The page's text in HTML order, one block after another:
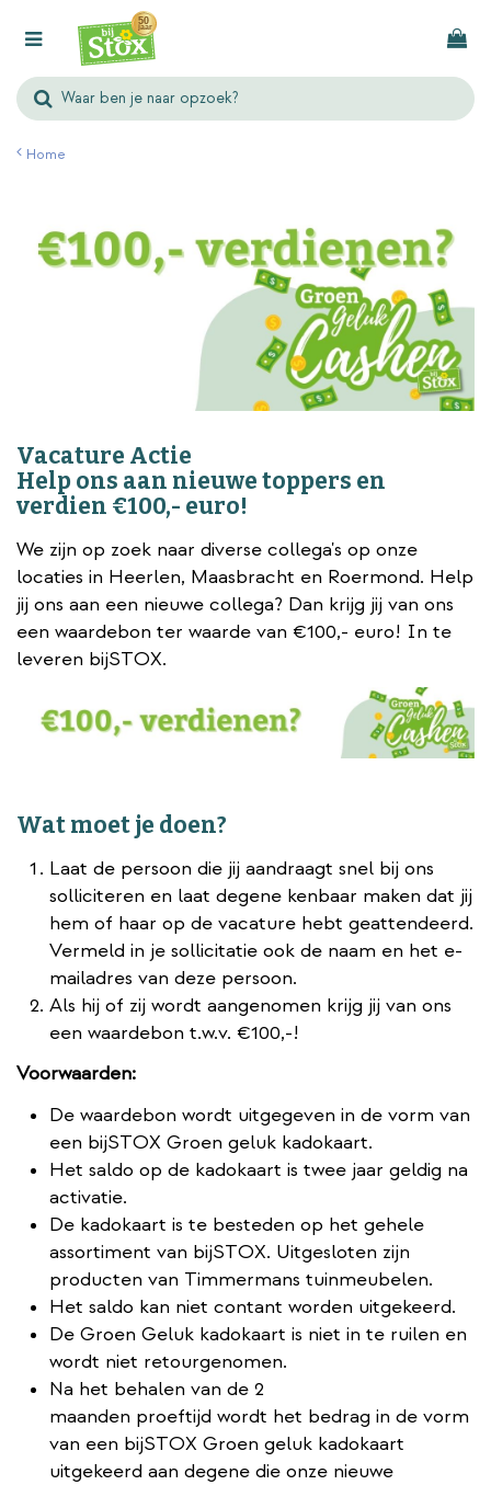
Home
Vacature Actie
Help ons aan nieuwe toppers en
verdien €100,- euro!
We zijn op zoek naar diverse collega's op onze
locaties in Heerlen, Maasbracht en Roermond. Help
jij ons aan een nieuwe collega? Dan krijg jij van ons
een waardebon ter waarde van €100,- euro! In te
leveren bijSTOX.
Wat moet je doen?
Laat de persoon die jij aandraagt snel bij ons
solliciteren en laat degene kenbaar maken dat jij
hem of haar op de vacature hebt geattendeerd.
Vermeld in je sollicitatie ook de naam en het e-
mailadres van deze persoon.
Als hij of zij wordt aangenomen krijg jij van ons
een waardebon t.w.v. €100,-!
Voorwaarden:
De waardebon wordt uitgegeven in de vorm van
een bijSTOX Groen geluk kadokaart.
Het saldo op de kadokaart is twee jaar geldig na
activatie.
De kadokaart is te besteden op het gehele
assortiment van bijSTOX. Uitgesloten zijn
producten van Timmermans tuinmeubelen.
Het saldo kan niet contant worden uitgekeerd.
De Groen Geluk kadokaart is niet in te ruilen en
wordt niet retourgenomen.
Na het behalen van de 2
maanden proeftijd wordt het bedrag in de vorm
van een bijSTOX Groen geluk kadokaart
uitgekeerd aan degene die onze nieuwe